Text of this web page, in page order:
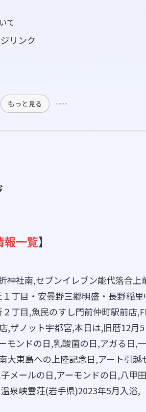
て
リンク
もっと見る
報一覧】
社南,セブンイレブン能代落合上
丁目・安曇野三郷明盛・長野稲
丁目,魚民のすし門前仲町駅前店
,ザノット宇都宮,本日は,旧暦12月
モンドの日,乳酸菌の日,アガる日,
大東島への上陸記念日,アート引越
メールの日,アーモンドの日,八甲
泉峡雲荘(岩手県)2023年5月入浴,